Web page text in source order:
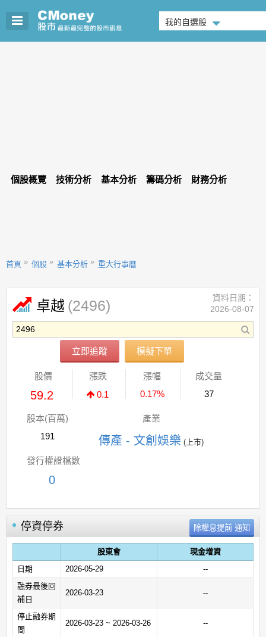
我的自選股
個股概覽 技術分析 基本分析 籌碼分析 財務分析
首頁 個股 基本分析 重大行事曆
卓越 (2496)
立即追蹤 模擬下單
資料日期：
2026-08-07
股價
59.2
漲跌
0.1
漲幅
0.17%
成交量
37
股本(百萬)
191
產業
傳產 - 文創娛樂 (上市)
發行權證檔數
0
停資停券
股東會
現金增資
日期
2026-05-29
--
融券最後回
補日
2026-03-23 --
停止融券期
間
2026-03-23 ~ 2026-03-26 --